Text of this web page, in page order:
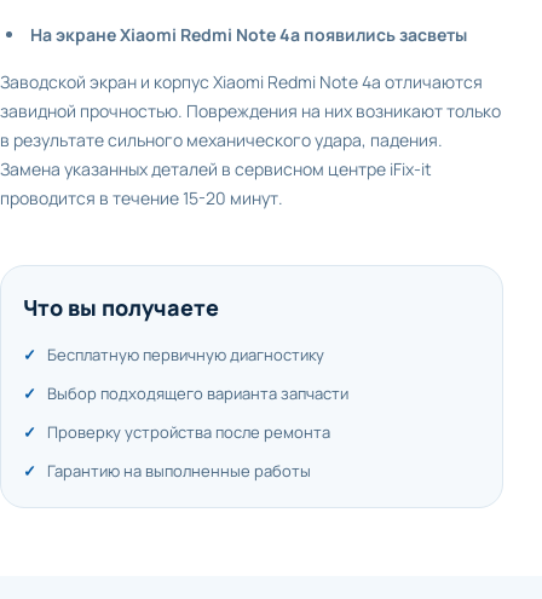
На экране Xiaomi Redmi Note 4a появились засветы
Заводской экран и корпус Xiaomi Redmi Note 4a отличаются
завидной прочностью. Повреждения на них возникают только
в результате сильного механического удара, падения.
Замена указанных деталей в сервисном центре iFix-it
проводится в течение 15-20 минут.
Что вы получаете
Бесплатную первичную диагностику
Выбор подходящего варианта запчасти
Проверку устройства после ремонта
Гарантию на выполненные работы